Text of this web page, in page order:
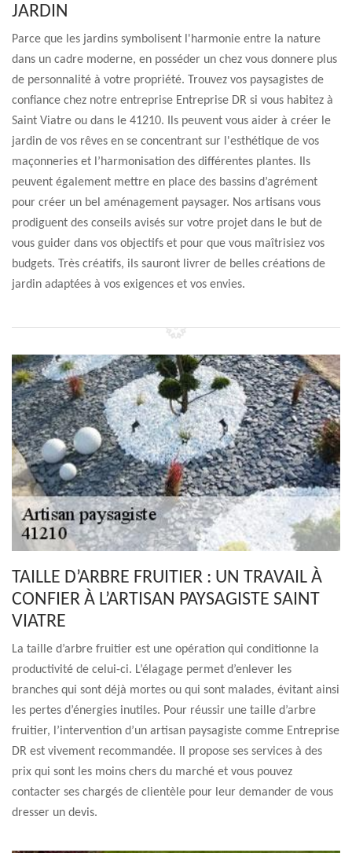
JARDIN
Parce que les jardins symbolisent l'harmonie entre la nature
dans un cadre moderne, en posséder un chez vous donnere plus
de personnalité à votre propriété. Trouvez vos paysagistes de
confiance chez notre entreprise Entreprise DR si vous habitez à
Saint Viatre ou dans le 41210. Ils peuvent vous aider à créer le
jardin de vos rêves en se concentrant sur l'esthétique de vos
maçonneries et l’harmonisation des différentes plantes. Ils
peuvent également mettre en place des bassins d’agrément
pour créer un bel aménagement paysager. Nos artisans vous
prodiguent des conseils avisés sur votre projet dans le but de
vous guider dans vos objectifs et pour que vous maîtrisiez vos
budgets. Très créatifs, ils sauront livrer de belles créations de
jardin adaptées à vos exigences et vos envies.
TAILLE D’ARBRE FRUITIER : UN TRAVAIL À
CONFIER À L’ARTISAN PAYSAGISTE SAINT
VIATRE
La taille d’arbre fruitier est une opération qui conditionne la
productivité de celui-ci. L’élagage permet d’enlever les
branches qui sont déjà mortes ou qui sont malades, évitant ainsi
les pertes d’énergies inutiles. Pour réussir une taille d’arbre
fruitier, l’intervention d’un artisan paysagiste comme Entreprise
DR est vivement recommandée. Il propose ses services à des
prix qui sont les moins chers du marché et vous pouvez
contacter ses chargés de clientèle pour leur demander de vous
dresser un devis.